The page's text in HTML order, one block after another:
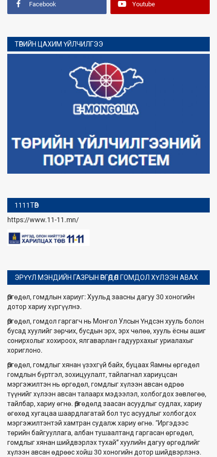
Facebook Youtube
ТӨРИЙН ЦАХИМ ҮЙЛЧИЛГЭЭ
1111ТӨВ
https://www.11-11.mn/
ЭРҮҮЛ МЭНДИЙН ГАЗРЫН ӨРГӨДӨЛ ГОМДОЛ ХҮЛЭЭН АВАХ
Өргөдөл, гомдлын хариуг: Хуульд заасны дагуу 30 хоногийн
дотор хариу хүргүүлнэ.
Өргөдөл, гомдол гаргагч нь Монгол Улсын Үндсэн хууль болон
бусад хуулийг зөрчих, бусдын эрх, эрх чөлөө, хууль ёсны ашиг
сонирхолыг хохироох, ялгаварлан гадуурхахыг уриалахыг
хориглоно.
Өргөдөл, гомдлыг хянан үзэхгүй байх, буцаах Яамны өргөдөл
гомдлын бүртгэл, зохицуулалт, тайлагнал хариуцсан
мэргэжилтэн нь өргөдөл, гомдлыг хүлээн авсан өдрөө
түүнийг хүлээн авсан талаарх мэдээлэл, холбогдох зөвлөгөө,
тайлбар, хариу өгнө. Өргөдөлд заасан асуудлыг судлах, хариу
өгөхөд хугацаа шаардлагатай бол тус асуудлыг холбогдох
мэргэжилтэнтэй хамтран судалж хариу өгнө. “Иргэдээс
төрийн байгууллага, албан тушаалтанд гаргасан өргөдөл,
гомдлыг хянан шийдвэрлэх тухай” хуулийн дагуу өргөдлийг
хүлээн авсан өдрөөс хойш 30 хоногийн дотор шийдвэрлэнэ.